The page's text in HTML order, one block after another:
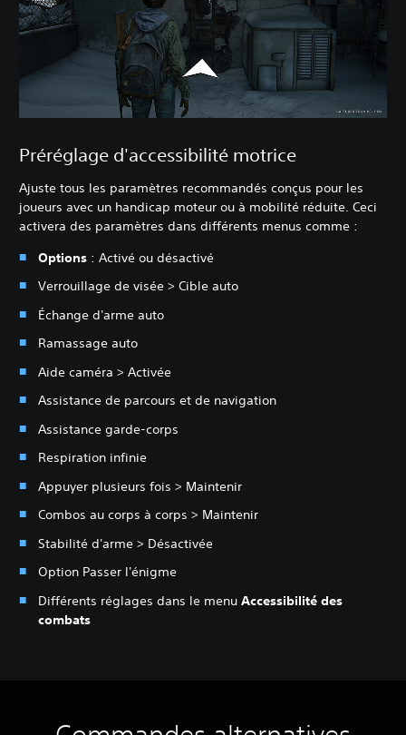
Préréglage d'accessibilité motrice
Ajuste tous les paramètres recommandés conçus pour les
joueurs avec un handicap moteur ou à mobilité réduite. Ceci
activera des paramètres dans différents menus comme :
Options : Activé ou désactivé
Verrouillage de visée > Cible auto
Échange d'arme auto
Ramassage auto
Aide caméra > Activée
Assistance de parcours et de navigation
Assistance garde-corps
Respiration infinie
Appuyer plusieurs fois > Maintenir
Combos au corps à corps > Maintenir
Stabilité d'arme > Désactivée
Option Passer l'énigme
Différents réglages dans le menu Accessibilité des
combats